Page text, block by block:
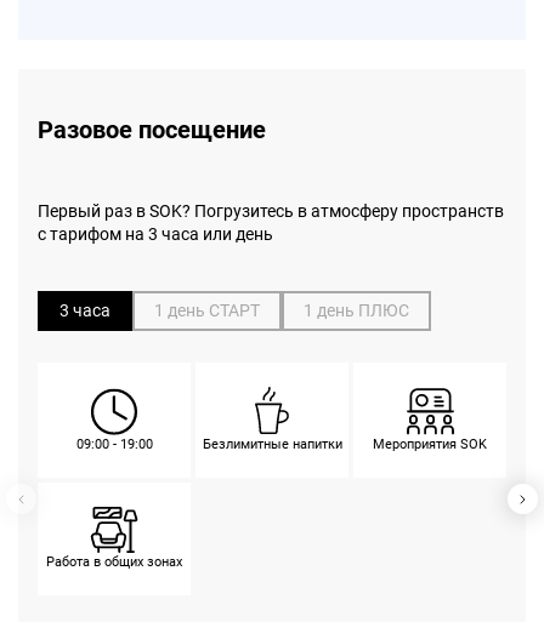
в поддержку
Разовое посещение
Первый раз в SOK? Погрузитесь в атмосферу пространств
с тарифом на 3 часа или день
3 часа 1 день СТАРТ 1 день ПЛЮС
09:00 - 19:00 Безлимитные напитки Мероприятия SOK
Работа в общих зонах